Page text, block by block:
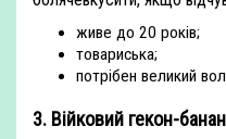
живе до 20 років;
товариська;
потрібен великий
3. Війковий гекон-